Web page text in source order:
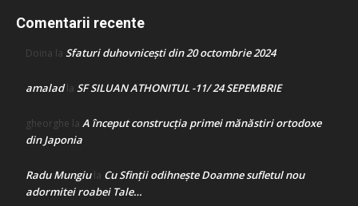
Comentarii recente
Doina la Sfaturi duhovnicești din 20 octombrie 2024
amaladla SF SILUAN ATHONITUL -11/ 24 SEPEMBRIE
gheorghe la A început construcţia primei mănăstiri ortodoxe
din Japonia
Radu Mungiula Cu Sfinții odihnește Doamne sufletul nou
adormitei roabei Tale…